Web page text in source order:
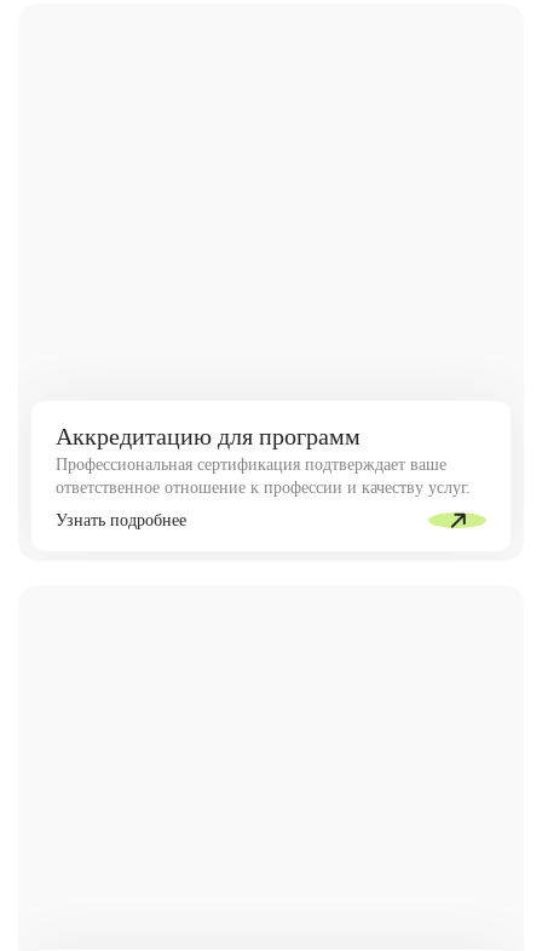
Аккредитацию для программ
Профессиональная сертификация подтверждает ваше
ответственное отношение к профессии и качеству услуг.
Узнать подробнее